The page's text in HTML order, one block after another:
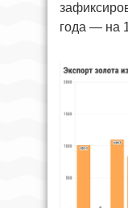
года — на